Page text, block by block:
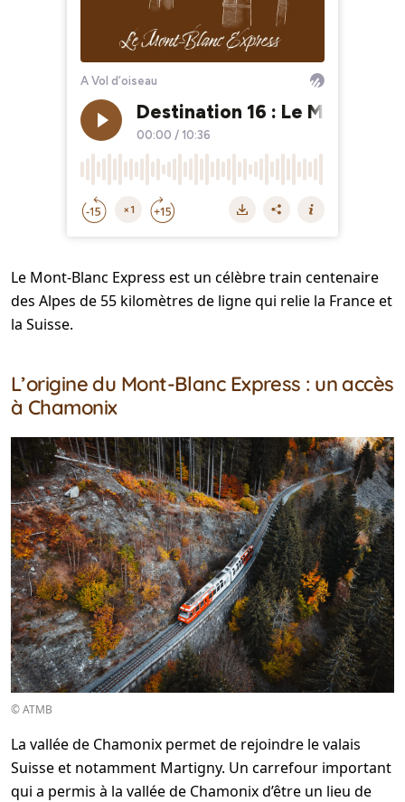
Le Mont-Blanc Express est un célèbre train centenaire
des Alpes de 55 kilomètres de ligne qui relie la France et
la Suisse.
L’origine du Mont-Blanc Express : un accès
à Chamonix
© ATMB
La vallée de Chamonix permet de rejoindre le valais
Suisse et notamment Martigny. Un carrefour important
qui a permis à la vallée de Chamonix d’être un lieu de